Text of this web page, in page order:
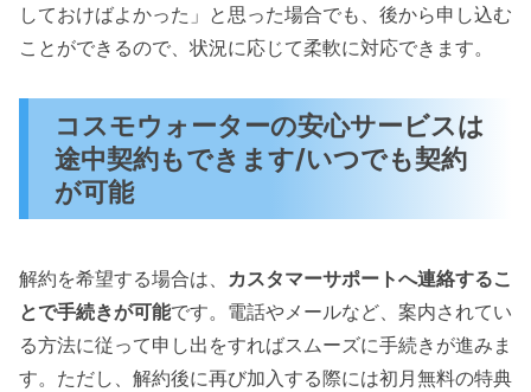
しておけばよかった」と思った場合でも、後から申し込む
ことができるので、状況に応じて柔軟に対応できます。
コスモウォーターの安心サービスは
途中契約もできます/いつでも契約
が可能
解約を希望する場合は、 カスタマーサポートへ連絡するこ
とで手続きが可能です。電話やメールなど、案内されてい
る方法に従って申し出をすればスムーズに手続きが進みま
す。ただし、解約後に再び加入する際には初月無料の特典